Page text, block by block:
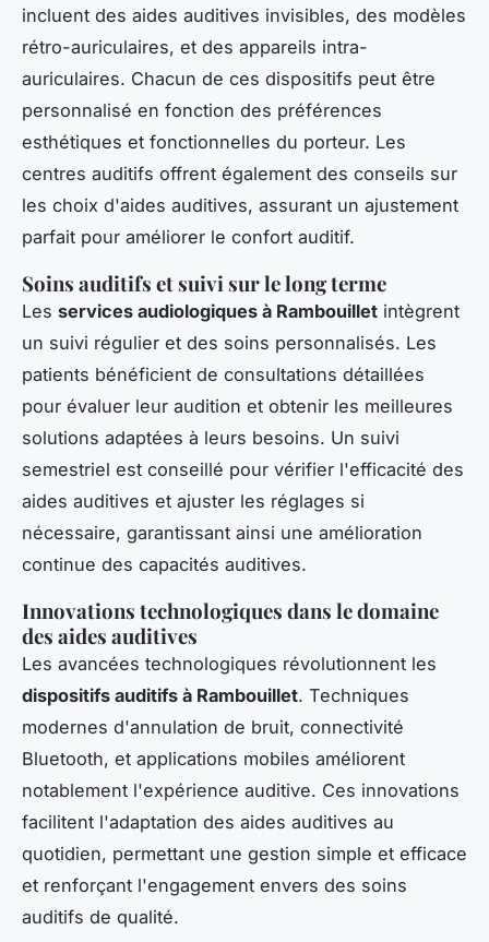
incluent des aides auditives invisibles, des modèles
rétro-auriculaires, et des appareils intra-
auriculaires. Chacun de ces dispositifs peut être
personnalisé en fonction des préférences
esthétiques et fonctionnelles du porteur. Les
centres auditifs offrent également des conseils sur
les choix d'aides auditives, assurant un ajustement
parfait pour améliorer le confort auditif.
Soins auditifs et suivi sur le long terme
Les services audiologiques à Rambouillet intègrent
un suivi régulier et des soins personnalisés. Les
patients bénéficient de consultations détaillées
pour évaluer leur audition et obtenir les meilleures
solutions adaptées à leurs besoins. Un suivi
semestriel est conseillé pour vérifier l'efficacité des
aides auditives et ajuster les réglages si
nécessaire, garantissant ainsi une amélioration
continue des capacités auditives.
Innovations technologiques dans le domaine
des aides auditives
Les avancées technologiques révolutionnent les
dispositifs auditifs à Rambouillet. Techniques
modernes d'annulation de bruit, connectivité
Bluetooth, et applications mobiles améliorent
notablement l'expérience auditive. Ces innovations
facilitent l'adaptation des aides auditives au
quotidien, permettant une gestion simple et efficace
et renforçant l'engagement envers des soins
auditifs de qualité.